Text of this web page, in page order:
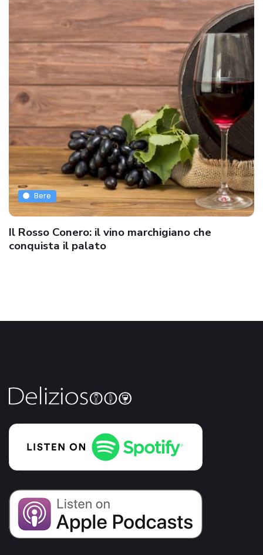
Bere
Il Rosso Conero: il vino marchigiano che
conquista il palato